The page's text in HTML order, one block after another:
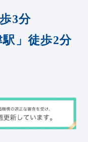
3分
駅」徒歩2分